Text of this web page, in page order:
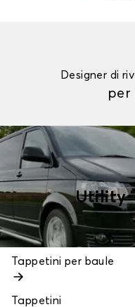
Designer di
per
Utility
Tappetini per baule
Tappetini